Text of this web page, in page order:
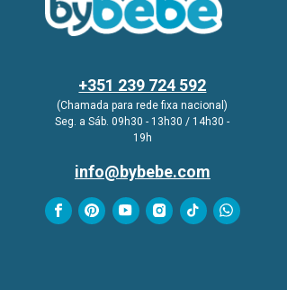
+351 239 724 592
(Chamada para rede fixa nacional)
Seg. a Sáb. 09h30 - 13h30 / 14h30 -
19h
info@bybebe.com